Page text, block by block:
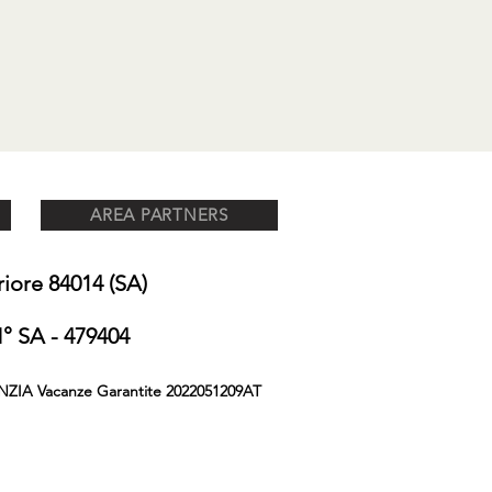
AREA PARTNERS
84014 (SA)
SA - 479404
Vacanze Garantite 2022051209AT